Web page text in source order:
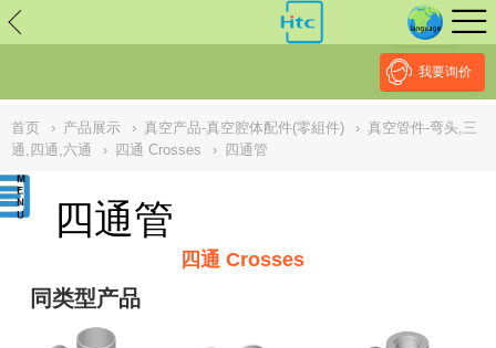
// replaced by scott on 2026/7/20 reason: high risk: Unsafe
Implementation Of Subresource Integrity /**/ // ------------------------------
我要询价
首页 › 产品展示 › 真空产品-真空腔体配件(零組件) › 真空管件-弯头,三
通,四通,六通
› 四通 Crosses › 四通管
四通管
四通 Crosses
同类型产品